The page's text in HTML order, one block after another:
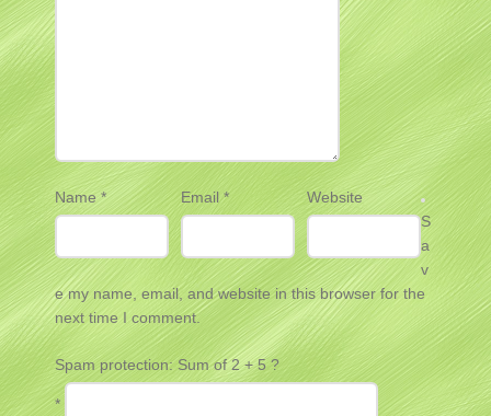
Name* Email*
Website
S
a
v
e my name, email, and website in this browser for the
next time I comment.
Spam protection: Sum of 2 + 5 ?
*